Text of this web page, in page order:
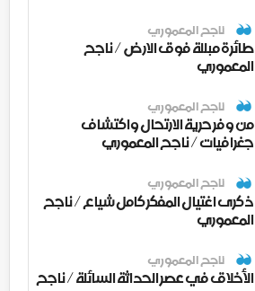
ناجح المعموري
طائرة مبللة فوق الارض / ناجح
المعموري
ناجح المعموري
من وفر حرية الارتحال واكتشاف
جغرافيات / ناجح المعموري
ناجح المعموري
ذكرى اغتيال المفكر كامل شياع / ناجح
المعموري
ناجح المعموري
الأخلاق في عصر الحداثة السائلة / ناجح